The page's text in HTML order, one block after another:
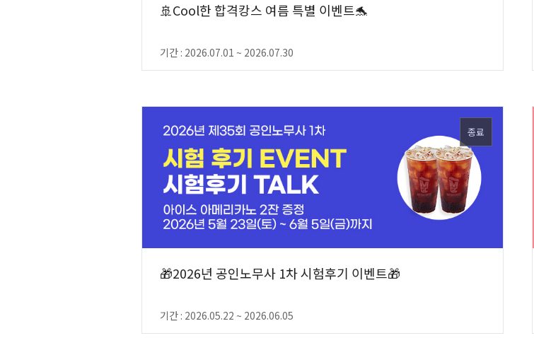
🚢Cool한 합격캉스 여름 특별 이벤트🐬
기간 : 2026.07.01 ~ 2026.07.30
종료
🎁2026년 공인노무사 1차 시험후기 이벤트🎁
기간 : 2026.05.22 ~ 2026.06.05